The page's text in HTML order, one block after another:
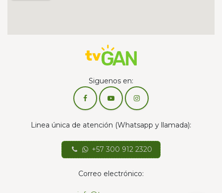
Siguenos en:
Linea única de atención (Whatsapp y llamada):
+57 300 912 2320
Correo electrónico: